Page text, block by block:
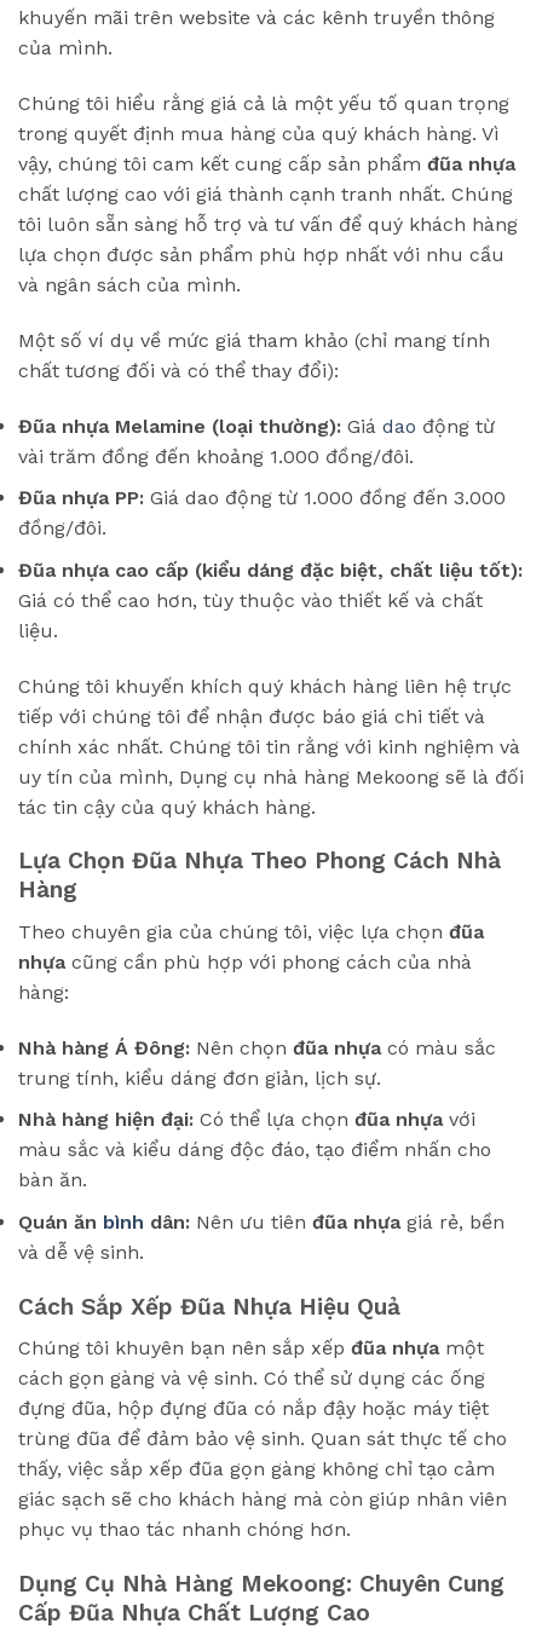
khuyến mãi trên website và các kênh truyền thông
của mình.
Chúng tôi hiểu rằng giá cả là một yếu tố quan trọng
trong quyết định mua hàng của quý khách hàng. Vì
vậy, chúng tôi cam kết cung cấp sản phẩm đũa nhựa
chất lượng cao với giá thành cạnh tranh nhất. Chúng
tôi luôn sẵn sàng hỗ trợ và tư vấn để quý khách hàng
lựa chọn được sản phẩm phù hợp nhất với nhu cầu
và ngân sách của mình.
Một số ví dụ về mức giá tham khảo (chỉ mang tính
chất tương đối và có thể thay đổi):
Đũa nhựa Melamine (loại thường): Giá dao động từ
vài trăm đồng đến khoảng 1.000 đồng/đôi.
Đũa nhựa PP: Giá dao động từ 1.000 đồng đến 3.000
đồng/đôi.
Đũa nhựa cao cấp (kiểu dáng đặc biệt, chất liệu tốt):
Giá có thể cao hơn, tùy thuộc vào thiết kế và chất
liệu.
Chúng tôi khuyến khích quý khách hàng liên hệ trực
tiếp với chúng tôi để nhận được báo giá chi tiết và
chính xác nhất. Chúng tôi tin rằng với kinh nghiệm và
uy tín của mình, Dụng cụ nhà hàng Mekoong sẽ là đối
tác tin cậy của quý khách hàng.
Lựa Chọn Đũa Nhựa Theo Phong Cách Nhà
Hàng
Theo chuyên gia của chúng tôi, việc lựa chọn đũa
nhựacũng cần phù hợp với phong cách của nhà
hàng:
Nhà hàng Á Đông: Nên chọn đũa nhựacó màu sắc
trung tính, kiểu dáng đơn giản, lịch sự.
Nhà hàng hiện đại: Có thể lựa chọn đũa nhựavới
màu sắc và kiểu dáng độc đáo, tạo điểm nhấn cho
bàn ăn.
Quán ăn bình dân: Nên ưu tiên đũa nhựagiá rẻ, bền
và dễ vệ sinh.
Cách Sắp Xếp Đũa Nhựa Hiệu Quả
Chúng tôi khuyên bạn nên sắp xếp đũa nhựamột
cách gọn gàng và vệ sinh. Có thể sử dụng các ống
đựng đũa, hộp đựng đũa có nắp đậy hoặc máy tiệt
trùng đũa để đảm bảo vệ sinh. Quan sát thực tế cho
thấy, việc sắp xếp đũa gọn gàng không chỉ tạo cảm
giác sạch sẽ cho khách hàng mà còn giúp nhân viên
phục vụ thao tác nhanh chóng hơn.
Dụng Cụ Nhà Hàng Mekoong: Chuyên Cung
Cấp Đũa Nhựa Chất Lượng Cao